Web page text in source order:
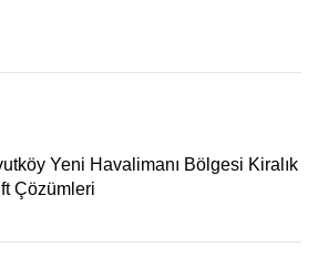
Yeni Havalimanı Bölgesi Kiralık
Çözümleri